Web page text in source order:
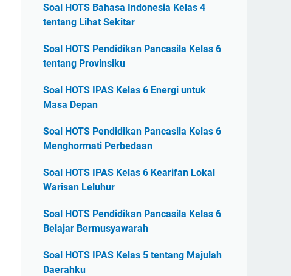
Soal HOTS Bahasa Indonesia Kelas 4
tentang Lihat Sekitar
Soal HOTS Pendidikan Pancasila Kelas 6
tentang Provinsiku
Soal HOTS IPAS Kelas 6 Energi untuk
Masa Depan
Soal HOTS Pendidikan Pancasila Kelas 6
Menghormati Perbedaan
Soal HOTS IPAS Kelas 6 Kearifan Lokal
Warisan Leluhur
Soal HOTS Pendidikan Pancasila Kelas 6
Belajar Bermusyawarah
Soal HOTS IPAS Kelas 5 tentang Majulah
Daerahku